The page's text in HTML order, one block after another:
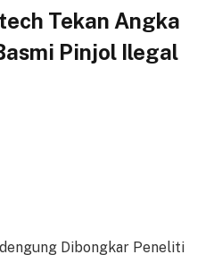
Tekan Angka
Pinjol Ilegal
Dibongkar Peneliti